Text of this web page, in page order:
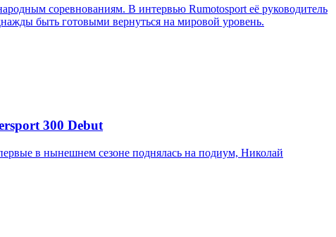
соревнованиям. В интервью Rumotosport её руководитель
быть готовыми вернуться на мировой уровень.
300 Debut
в нынешнем сезоне поднялась на подиум, Николай